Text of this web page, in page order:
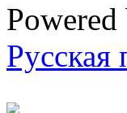
Powered
Русская